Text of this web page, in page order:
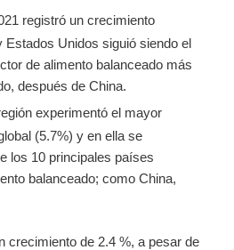
registró un crecimiento
Estados Unidos siguió siendo el
de alimento balanceado más
después de China.
experimentó el mayor
(5.7%) y en ella se
los 10 principales países
balanceado; como China,
crecimiento de 2.4 %, a pesar de